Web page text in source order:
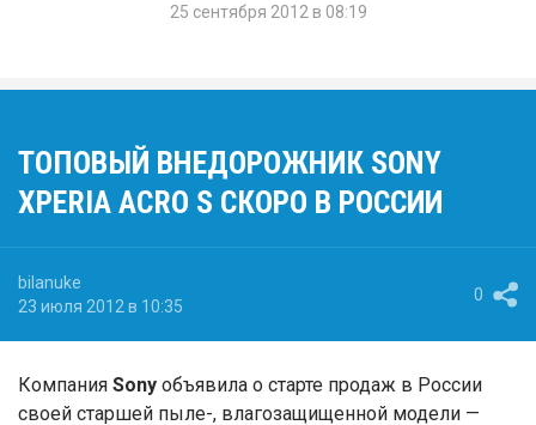
25 сентября 2012 в 08:19
ТОПОВЫЙ ВНЕДОРОЖНИК SONY
XPERIA ACRO S СКОРО В РОССИИ
bilanuke
23 июля 2012 в 10:35
0
Компания Sony объявила о старте продаж в России
своей старшей пыле-, влагозащищенной модели —